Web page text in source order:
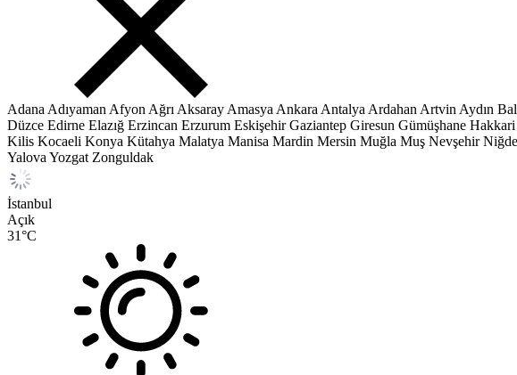
Adana Adıyaman Afyon Ağrı Aksaray Amasya Ankara Antalya Ardahan Artvin Aydın
Düzce Edirne Elazığ Erzincan Erzurum Eskişehir Gaziantep Giresun Gümüşhane Hakkari
Kilis Kocaeli Konya Kütahya Malatya Manisa Mardin Mersin Muğla Muş Nevşehir Niğde
Yalova Yozgat Zonguldak
İstanbul
Açık
31°C